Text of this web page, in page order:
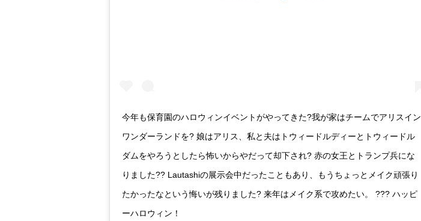
今年も保育園のハロウィンイベントがやってきた?我が家はチームでアリスイン
ワンダーランドを? 娘はアリス、私と夫はトウィードルディーとトウィードル
ダムをやろうとしたら怖いからやだって却下され? 赤の女王とトランプ兵にな
りました?? Lautashiの展示会中だったこともあり、もうちょっとメイク頑張り
たかったなという悔いが残りました? 来年はメイク系で攻めたい。 ??? ハッピ
ーハロウィン！